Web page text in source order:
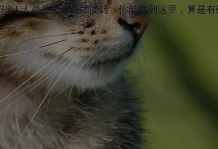
！人类总是忙得团团转，你能找到这里，算是